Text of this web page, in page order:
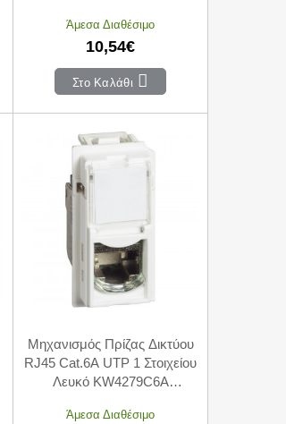
Άμεσα Διαθέσιμο
10,54€
Στο Καλάθι
Μηχανισμός Πρίζας Δικτύου
RJ45 Cat.6A UTP 1 Στοιχείου
Λευκό KW4279C6A
Άμεσα Διαθέσιμο